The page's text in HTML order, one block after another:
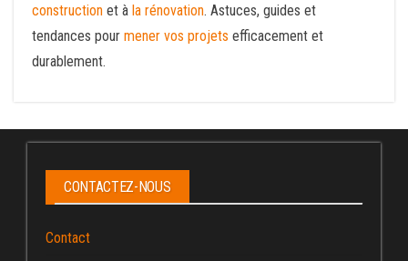
construction et à la rénovation. Astuces, guides et
tendances pour mener vos projets efficacement et
durablement.
CONTACTEZ-NOUS
Contact